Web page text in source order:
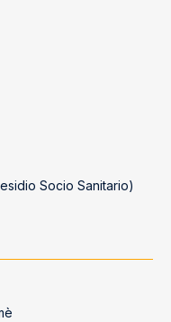
Socio Sanitario)